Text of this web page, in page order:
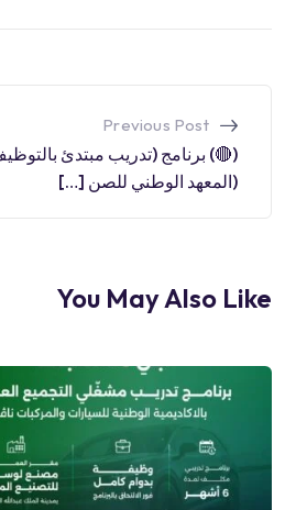
Previous Post
(🔴) برنامج (تدريب مبتدئ
(المعهد الوطني للصن […]
You May Also Like